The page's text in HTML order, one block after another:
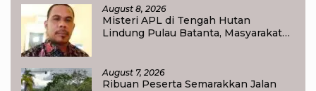
August 8, 2026
Misteri APL di Tengah Hutan
Lindung Pulau Batanta, Masyarakat
August 7, 2026
Ribuan Peserta Semarakkan Jalan